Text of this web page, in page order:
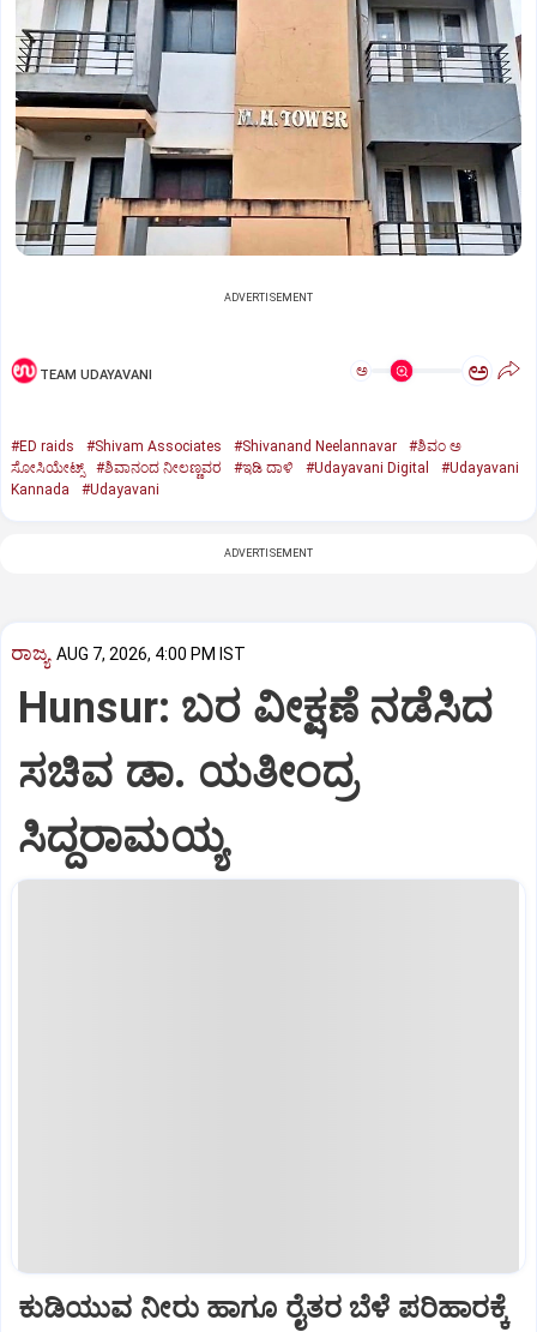
ADVERTISEMENT
TEAM UDAYAVANI ಅ ಅ
#ED raids #Shivam Associates #Shivanand Neelannavar
#ಶಿವಂ ಅ
ಸೋಸಿಯೇಟ್ಸ್
#ಶಿವಾನಂದ ನೀಲಣ್ಣವರ #ಇಡಿ ದಾಳಿ #Udayavani Digital
#Udayavani
Kannada
#Udayavani
ADVERTISEMENT
ರಾಜ್ಯ AUG 7, 2026, 4:00 PM IST
Hunsur: ಬರ ವೀಕ್ಷಣೆ ನಡೆಸಿದ
ಸಚಿವ ಡಾ. ಯತೀಂದ್ರ
ಸಿದ್ದರಾಮಯ್ಯ
ಕುಡಿಯುವ ನೀರು ಹಾಗೂ ರೈತರ ಬೆಳೆ ಪರಿಹಾರಕ್ಕೆ